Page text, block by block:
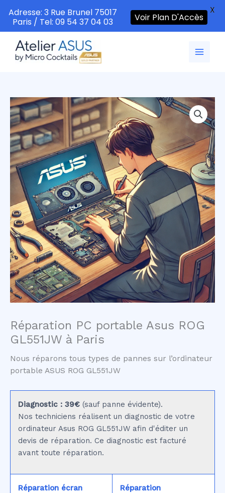
contenu
Réparation PC portable Asus ROG
GL551JW à Paris
Nous réparons tous types de pannes sur l’ordinateur
portable ASUS ROG GL551JW
Diagnostic : 39€ (sauf panne évidente).
Nos techniciens réalisent un diagnostic de votre
ordinateur Asus ROG GL551JW afin d'éditer un
devis de réparation. Ce diagnostic est facturé
avant toute réparation.
Réparation écran
Réparation
Adresse: 3 Rue Brunel 75017
Paris / Tel: 09 54 37 04 03
Voir Plan D'Accès
X